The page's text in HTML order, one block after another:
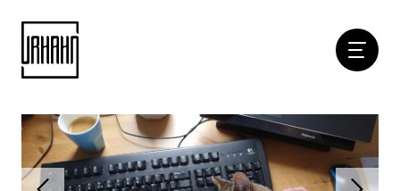
Naar
inhoud